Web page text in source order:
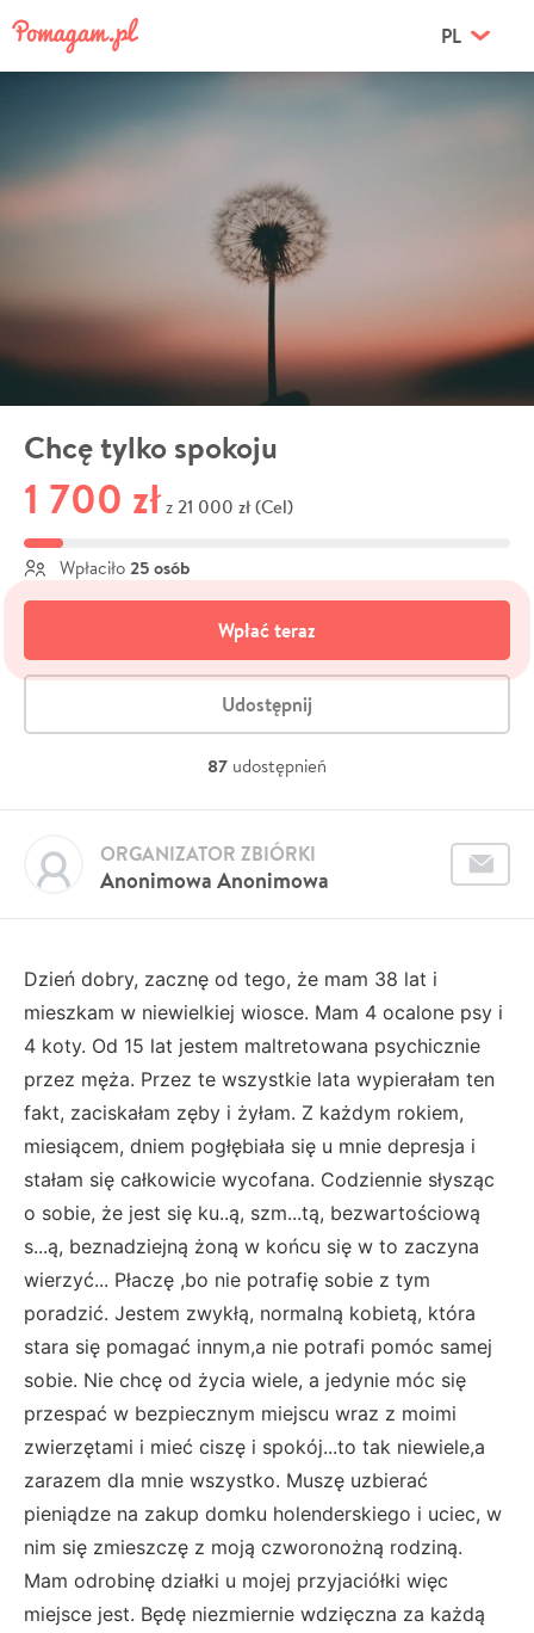
PL
Chcę tylko spokoju
1 700 zł z 21 000 zł (Cel)
Wpłaciło 25 osób
Wpłać teraz
Udostępnij
87 udostępnień
Anonimowa Anonimowa
ORGANIZATOR ZBIÓRKI
Dzień dobry, zacznę od tego, że mam 38 lat i
mieszkam w niewielkiej wiosce. Mam 4 ocalone psy i
4 koty. Od 15 lat jestem maltretowana psychicznie
przez męża. Przez te wszystkie lata wypierałam ten
fakt, zaciskałam zęby i żyłam. Z każdym rokiem,
miesiącem, dniem pogłębiała się u mnie depresja i
stałam się całkowicie wycofana. Codziennie słysząc
o sobie, że jest się ku..ą, szm...tą, bezwartościową
s...ą, beznadziejną żoną w końcu się w to zaczyna
wierzyć... Płaczę ,bo nie potrafię sobie z tym
poradzić. Jestem zwykłą, normalną kobietą, która
stara się pomagać innym,a nie potrafi pomóc samej
sobie. Nie chcę od życia wiele, a jedynie móc się
przespać w bezpiecznym miejscu wraz z moimi
zwierzętami i mieć ciszę i spokój...to tak niewiele,a
zarazem dla mnie wszystko. Muszę uzbierać
pieniądze na zakup domku holenderskiego i uciec, w
nim się zmieszczę z moją czworonożną rodziną.
Mam odrobinę działki u mojej przyjaciółki więc
miejsce jest. Będę niezmiernie wdzięczna za każdą